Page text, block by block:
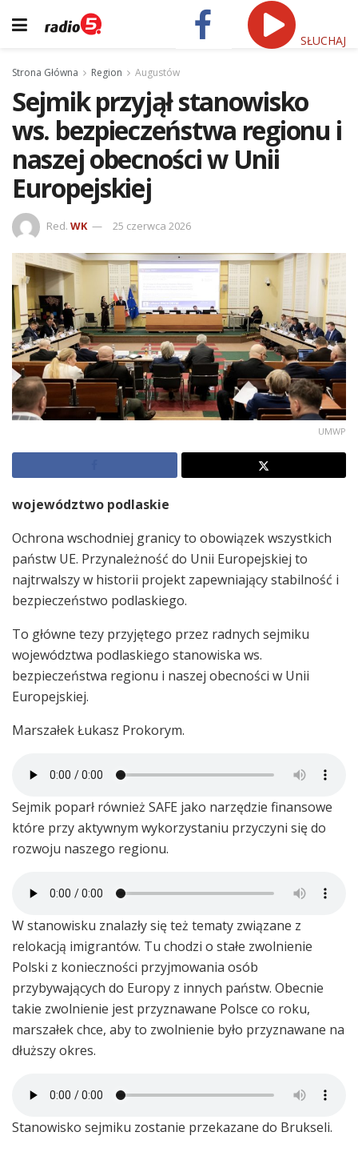
SŁUCHAJ
Strona Główna Region Augustów
Sejmik przyjął stanowisko
ws. bezpieczeństwa regionu i
naszej obecności w Unii
Europejskiej
Red. WK 25 czerwca 2026
UMWP
województwo podlaskie
Ochrona wschodniej granicy to obowiązek wszystkich
państw UE. Przynależność do Unii Europejskiej to
najtrwalszy w historii projekt zapewniający stabilność i
bezpieczeństwo podlaskiego.
To główne tezy przyjętego przez radnych sejmiku
województwa podlaskiego stanowiska ws.
bezpieczeństwa regionu i naszej obecności w Unii
Europejskiej.
Marszałek Łukasz Prokorym.
Sejmik poparł również SAFE jako narzędzie finansowe
które przy aktywnym wykorzystaniu przyczyni się do
rozwoju naszego regionu.
W stanowisku znalazły się też tematy związane z
relokacją imigrantów. Tu chodzi o stałe zwolnienie
Polski z konieczności przyjmowania osób
przybywających do Europy z innych państw. Obecnie
takie zwolnienie jest przyznawane Polsce co roku,
marszałek chce, aby to zwolnienie było przyznawane na
dłuższy okres.
Stanowisko sejmiku zostanie przekazane do Brukseli.